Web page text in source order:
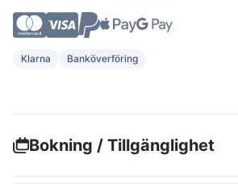
Klarna Banköverföring
Bokning / Tillgänglighet